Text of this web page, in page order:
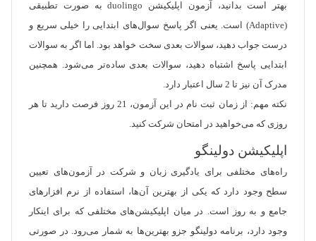
بهتر است بدانید، آزمون اپلیکیشن duolingo به صورت تطبیقی
(Adaptive) است. یعنی اگر پاسخ سوال‌های ابتدایی را خیلی سریع و
درست جواب دهید، سوالات بعدی سخت خواهد بود. اما اگر به سوالات
ابتدایی پاسخ اشتباه دهید، سوالات بعدی ساده‌تر می‌شود. همچنین
مدرک آن نیز تا 2 سال اعتبار دارد.
نکته مهم: از زمان ثبت نام در این آزمون، 21 روز فرصت دارید تا هر
روزی که می‌خواهید در امتحان شرکت کنید.
اپلیکیشن دولینگو
راه‌های مختلفی برای یادگیری زبان و شرکت در آزمون‌های تعیین
سطح وجود دارد که یکی از بهترین آن‌ها، استفاده از نرم افزارهای
جامع و به روز است. در میان اپلیکیشن‌های مختلفی که برای اینکار
وجود دارد، برنامه دولینگو جزو بهترین‌ها به شمار می‌رود. در صورتی